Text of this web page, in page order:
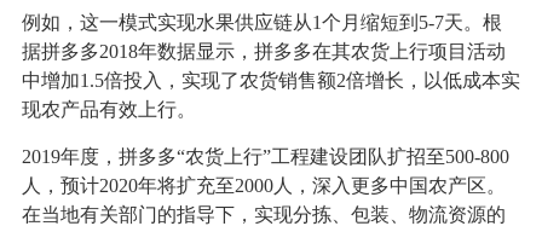
例如，这一模式实现水果供应链从1个月缩短到5-7天。根
据拼多多2018年数据显示，拼多多在其农货上行项目活动
中增加1.5倍投入，实现了农货销售额2倍增长，以低成本实
现农产品有效上行。
2019年度，拼多多“农货上行”工程建设团队扩招至500-800
人，预计2020年将扩充至2000人，深入更多中国农产区。
在当地有关部门的指导下，实现分拣、包装、物流资源的